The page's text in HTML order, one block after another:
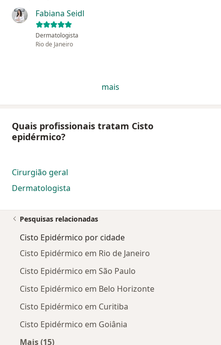
Fabiana Seidl
Dermatologista
Rio de Janeiro
mais
Quais profissionais tratam Cisto
epidérmico?
Cirurgião geral
Dermatologista
Pesquisas relacionadas
Cisto Epidérmico por cidade
Cisto Epidérmico em Rio de Janeiro
Cisto Epidérmico em São Paulo
Cisto Epidérmico em Belo Horizonte
Cisto Epidérmico em Curitiba
Cisto Epidérmico em Goiânia
Mais (15)